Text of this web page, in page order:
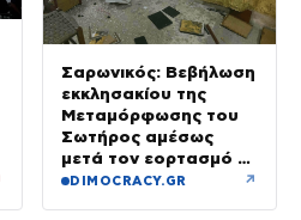
Σαρωνικός: Βεβήλωση
εκκλησακίου της
Μεταμόρφωσης του
Σωτήρος αμέσως
μετά τον εορτασμό –
Έσπασαν εικόνες στην
DIMOCRACY.GR ↗